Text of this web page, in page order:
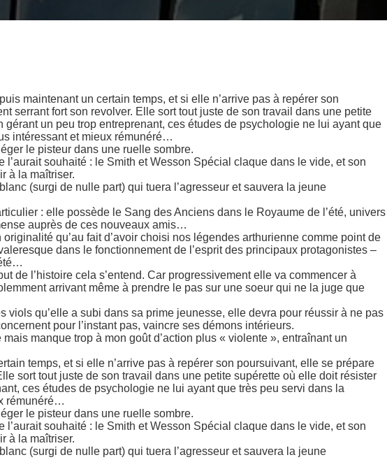
maintenant un certain temps, et si elle n’arrive pas à repérer son
serrant fort son revolver. Elle sort tout juste de son travail dans une petite
gérant un peu trop entreprenant, ces études de psychologie ne lui ayant que
intéressant et mieux rémunéré…
le pisteur dans une ruelle sombre.
souhaité : le Smith et Wesson Spécial claque dans le vide, et son
à la maîtriser.
(surgi de nulle part) qui tuera l’agresseur et sauvera la jeune
: elle possède le Sang des Anciens dans le Royaume de l’été, univers
auprès de ces nouveaux amis…
originalité qu’au fait d’avoir choisi nos légendes arthurienne comme point de
dans le fonctionnement de l’esprit des principaux protagonistes –
de l’histoire cela s’entend. Car progressivement elle va commencer à
arrivant même à prendre le pas sur une soeur qui ne la juge que
viols qu’elle a subi dans sa prime jeunesse, elle devra pour réussir à ne pas
pour l’instant pas, vaincre ses démons intérieurs.
mais manque trop à mon goût d’action plus « violente », entraînant un
temps, et si elle n’arrive pas à repérer son poursuivant, elle se prépare
sort tout juste de son travail dans une petite supérette où elle doit résister
ces études de psychologie ne lui ayant que très peu servi dans la
rémunéré…
le pisteur dans une ruelle sombre.
souhaité : le Smith et Wesson Spécial claque dans le vide, et son
à la maîtriser.
(surgi de nulle part) qui tuera l’agresseur et sauvera la jeune